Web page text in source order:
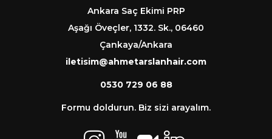
Ankara Saç Ekimi PRP
Aşağı Öveçler, 1332. Sk., 06460
Çankaya/Ankara
iletisim@ahmetarslanhair.com
0530 729 06 88
Formu doldurun. Biz sizi arayalım.